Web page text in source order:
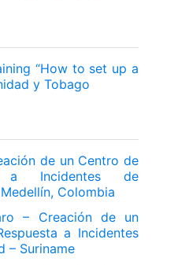
“How to set up a
y Tobago
de un Centro de
a Incidentes de
Colombia
– Creación de un
a Incidentes
– Suriname